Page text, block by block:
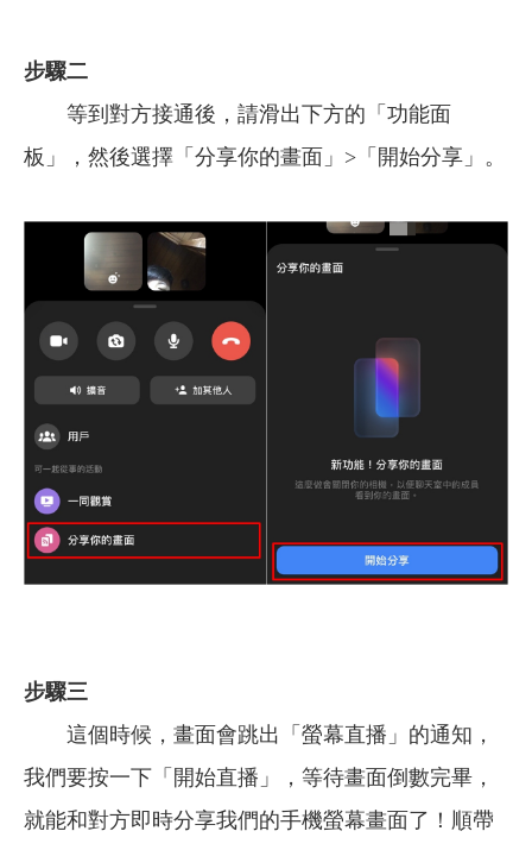
步驟二
等到對方接通後，請滑出下方的 「功能面
板」，然後選擇「分享你的畫面」>「開始分享」。
步驟三
這個時候，畫面會跳出「螢幕直播」的通知，
我們要按一下「開始直播」，等待畫面倒數完畢，
就能和對方即時分享我們的手機螢幕畫面了！順帶